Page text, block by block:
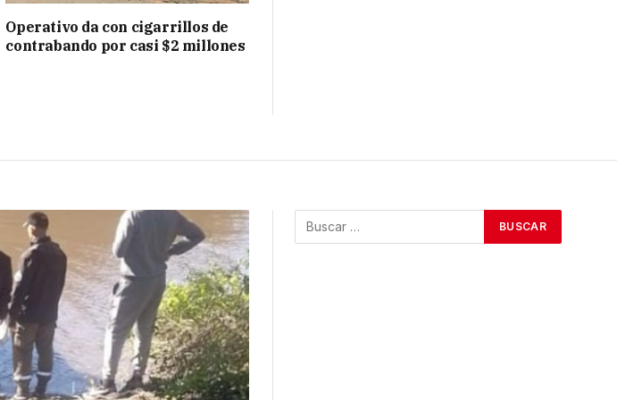
Operativo da con cigarrillos de
contrabando por casi $2 millones